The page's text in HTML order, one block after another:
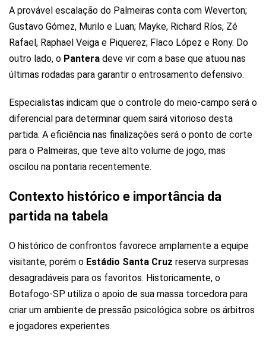
A provável escalação do Palmeiras conta com Weverton;
Gustavo Gómez, Murilo e Luan; Mayke, Richard Ríos, Zé
Rafael, Raphael Veiga e Piquerez; Flaco López e Rony. Do
outro lado, o Pantera deve vir com a base que atuou nas
últimas rodadas para garantir o entrosamento defensivo.
Especialistas indicam que o controle do meio-campo será o
diferencial para determinar quem sairá vitorioso desta
partida. A eficiência nas finalizações será o ponto de corte
para o Palmeiras, que teve alto volume de jogo, mas
oscilou na pontaria recentemente.
Contexto histórico e importância da
partida na tabela
O histórico de confrontos favorece amplamente a equipe
visitante, porém o Estádio Santa Cruz reserva surpresas
desagradáveis para os favoritos. Historicamente, o
Botafogo-SP utiliza o apoio de sua massa torcedora para
criar um ambiente de pressão psicológica sobre os árbitros
e jogadores experientes.